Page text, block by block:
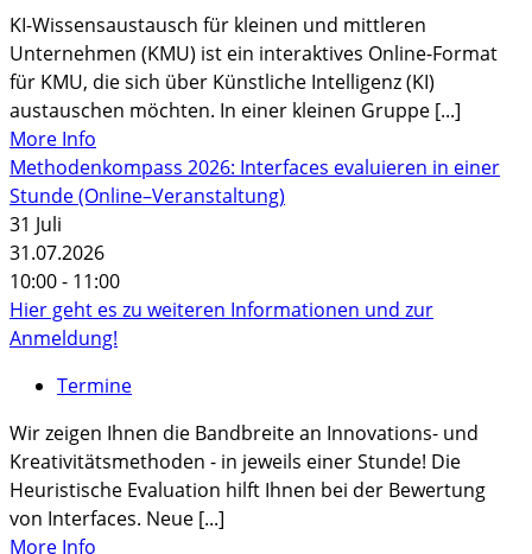
KI-Wissensaustausch für kleinen und mittleren
Unternehmen (KMU) ist ein interaktives Online-Format
für KMU, die sich über Künstliche Intelligenz (KI)
austauschen möchten. In einer kleinen Gruppe [...]
More Info
Methodenkompass 2026: Interfaces evaluieren in einer
Stunde (Online–Veranstaltung)
31 Juli
31.07.2026
10:00 - 11:00
Hier geht es zu weiteren Informationen und zur
Anmeldung!
Termine
Wir zeigen Ihnen die Bandbreite an Innovations- und
Kreativitätsmethoden - in jeweils einer Stunde! Die
Heuristische Evaluation hilft Ihnen bei der Bewertung
von Interfaces. Neue [...]
More Info